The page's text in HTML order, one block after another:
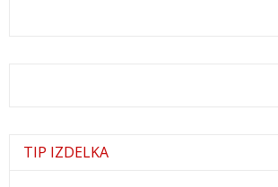
TIP IZDELKA